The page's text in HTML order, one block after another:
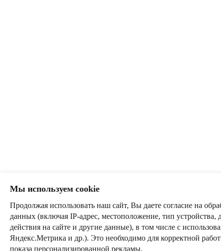
Мы используем cookie
Продолжая использовать наш сайт, Вы даете согласие на
данных (включая IP-адрес, местоположение, тип устройства,
действия на сайте и другие данные), в том числе с
Яндекс.Метрика и др.). Это необходимо для корректной
показа персонализированной рекламы.